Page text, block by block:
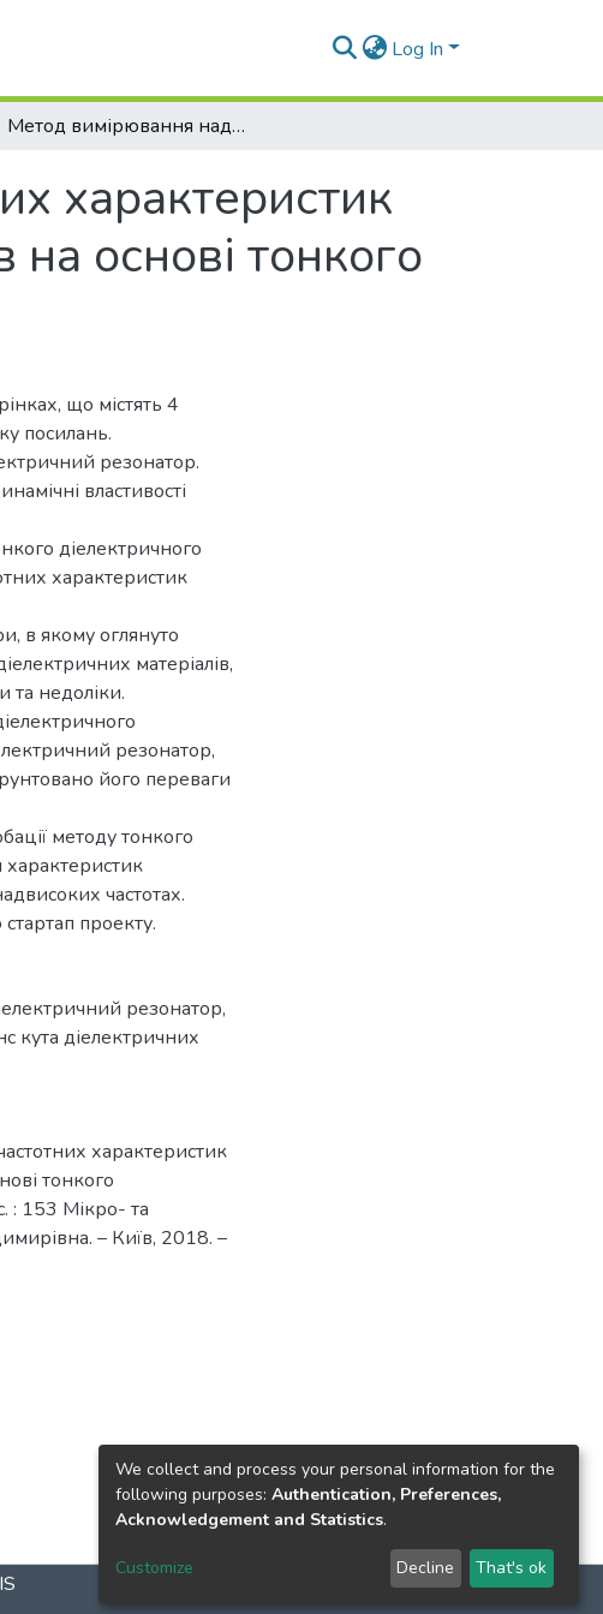
Log In
Метод вимірювання надвисокочастотних характеристик анізотропних діелектричних матеріалів на основі тонкого діелектричного резонатора
характеристик
на основі тонкого
що містять 4
посилань.
резонатор.
властивості
діелектричного
характеристик
в якому оглянуто
матеріалів,
та недоліки.
резонатор,
його переваги
методу тонкого
частотах.
проекту.
резонатор,
кута діелектричних
характеристик
тонкого
: 153 Мікро- та
– Київ, 2018. –
We collect and process your personal information for the
following purposes: Authentication, Preferences,
Acknowledgement and Statistics.
Customize Decline That's ok